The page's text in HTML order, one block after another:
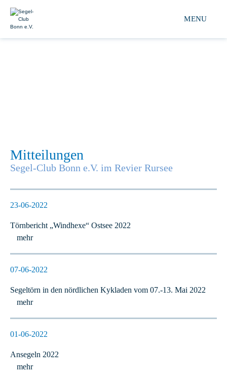
Segel-club Bonn
MENU
Mitteilungen
Segel-Club Bonn e.V. im Revier Rursee
23-06-2022
Törnbericht „Windhexe“ Ostsee 2022
mehr
07-06-2022
Segeltörn in den nördlichen Kykladen vom 07.-13. Mai 2022
mehr
01-06-2022
Ansegeln 2022
mehr